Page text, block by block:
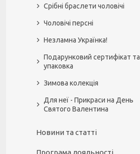
Срібні браслети чоловічі
Чоловічі персні
Незламна Українка!
Подарунковий сертифікат та
упаковка
Зимова колекція
Для неї - Прикраси на День
Святого Валентина
Новини та статті
Програма лояльності